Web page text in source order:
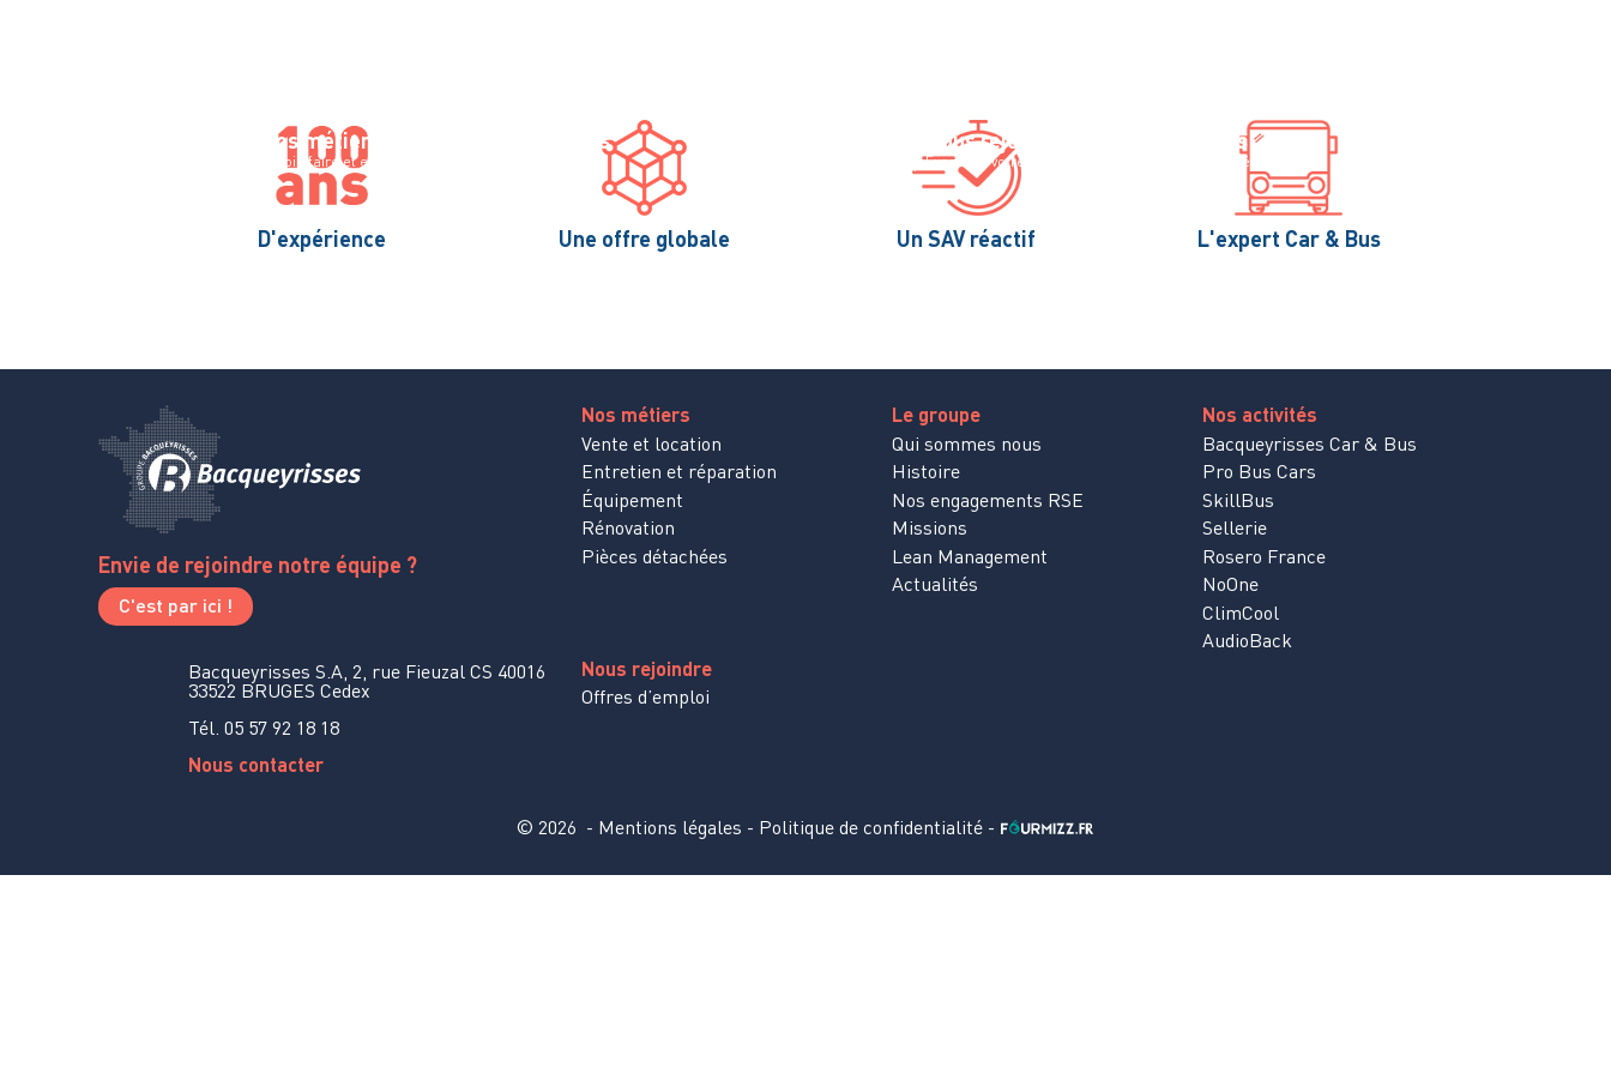
Nos métiers
Savoir-faire et expertise
Nos activités Nous rejoindre
Exprimez votre talent
Actualités
Restez informé
D'expérience Une offre globale Un SAV réactif L'expert Car & Bus
Envie de rejoindre notre équipe ?
C'est par ici !
Bacqueyrisses S.A, 2, rue Fieuzal CS 40016
33522 BRUGES Cedex
Tél. 05 57 92 18 18
Nous contacter
Nos métiers
Vente et location
Entretien et réparation
Équipement
Rénovation
Pièces détachées
Le groupe
Qui sommes nous
Histoire
Nos engagements RSE
Missions
Lean Management
Actualités
Nos activités
Bacqueyrisses Car & Bus
Pro Bus Cars
SkillBus
Sellerie
Rosero France
NoOne
ClimCool
AudioBack
Nous rejoindre
Offres d’emploi
© 2026 - Mentions légales - Politique de confidentialité -